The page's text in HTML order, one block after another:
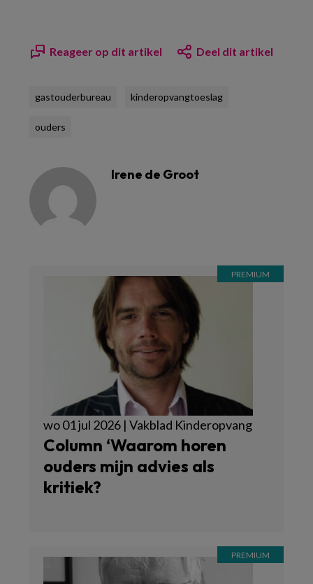
Reageer op dit artikel Deel dit artikel
gastouderbureau kinderopvangtoeslag
ouders
Irene de Groot
wo 01 jul 2026 | Vakblad Kinderopvang
Column ‘Waarom horen
ouders mijn advies als
kritiek?